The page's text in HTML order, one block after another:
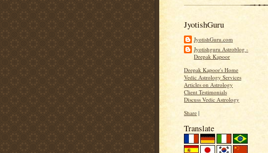
JyotishGuru
JyotishGuru.com
Jyotishguru Astroblog -
Deepak Kapoor
Deepak Kapoor's Home
Vedic Astrology Services
Articles on Astrology
Client Testimonials
Discuss Vedic Astrology
Share |
Translate